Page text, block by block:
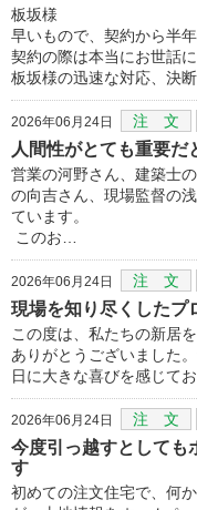
板坂様
早いもので、契約から半
契約の際は本当にお世話に
板坂様の迅速な対応、決
2026年06月24日 注 文
人間性がとても重要だ
営業の河野さん、建築士
の向吉さん、現場監督の
ています。
このお…
2026年06月24日 注 文
現場を知り尽くしたプ
この度は、私たちの新居
ありがとうございました
日に大きな喜びを感じて
2026年06月24日 注 文
今度引っ越すとしても
す
初めての注文住宅で、何